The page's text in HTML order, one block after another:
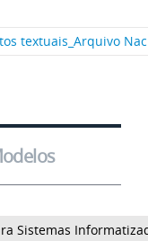
textuais_Arquivo
Sistemas